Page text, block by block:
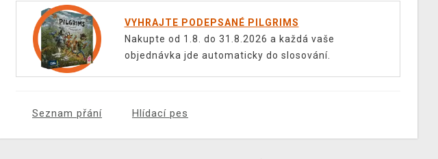
VYHRAJTE PODEPSANÉ PILGRIMS
Nakupte od 1.8. do 31.8.2026 a každá vaše
objednávka jde automaticky do slosování.
Seznam přání Hlídací pes